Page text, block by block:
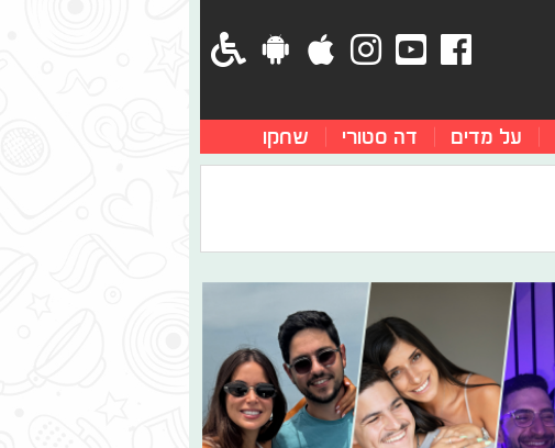
על מדים דה סטורי שחקו